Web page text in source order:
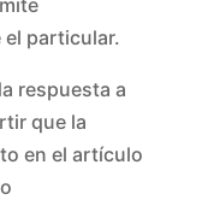
particular.
respuesta a
que la
en el artículo